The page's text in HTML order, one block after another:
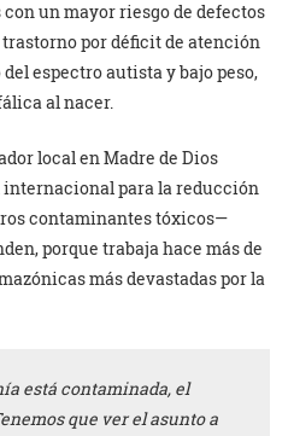
un mayor riesgo de defectos
por déficit de atención
espectro autista y bajo peso,
al nacer.
local en Madre de Dios
para la reducción
contaminantes tóxicos—
porque trabaja hace más de
más devastadas por la
está contaminada, el
que ver el asunto a